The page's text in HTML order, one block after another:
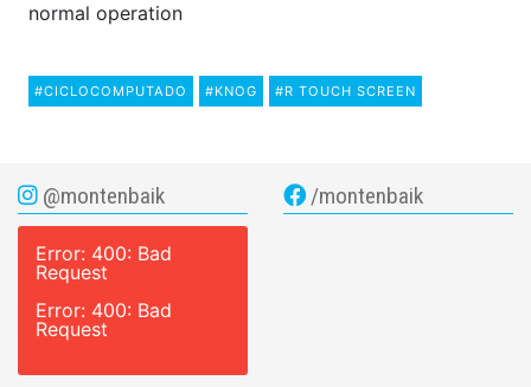
normal operation
#CICLOCOMPUTADO #KNOG #R TOUCH SCREEN
@montenbaik
Error: 400: Bad
Request
Error: 400: Bad
Request
/montenbaik